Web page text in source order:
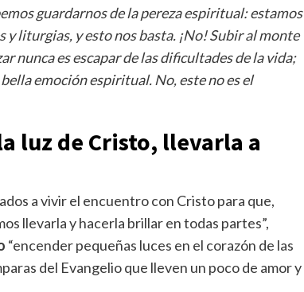
guardarnos de la pereza espiritual: estamos
y liturgias, y esto nos basta. ¡No! Subir al monte
nunca es escapar de las dificultades de la vida;
emoción espiritual. No, este no es el
luz de Cristo, llevarla a
a vivir el encuentro con Cristo para que,
llevarla y hacerla brillar en todas partes”,
“encender pequeñas luces en el corazón de las
del Evangelio que lleven un poco de amor y